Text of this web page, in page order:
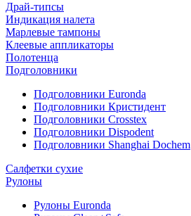
Драй-типсы
Индикация налета
Марлевые тампоны
Клеевые аппликаторы
Полотенца
Подголовники
Подголовники Euronda
Подголовники Кристидент
Подголовники Crosstex
Подголовники Dispodent
Подголовники Shanghai Dochem
Салфетки сухие
Рулоны
Рулоны Euronda